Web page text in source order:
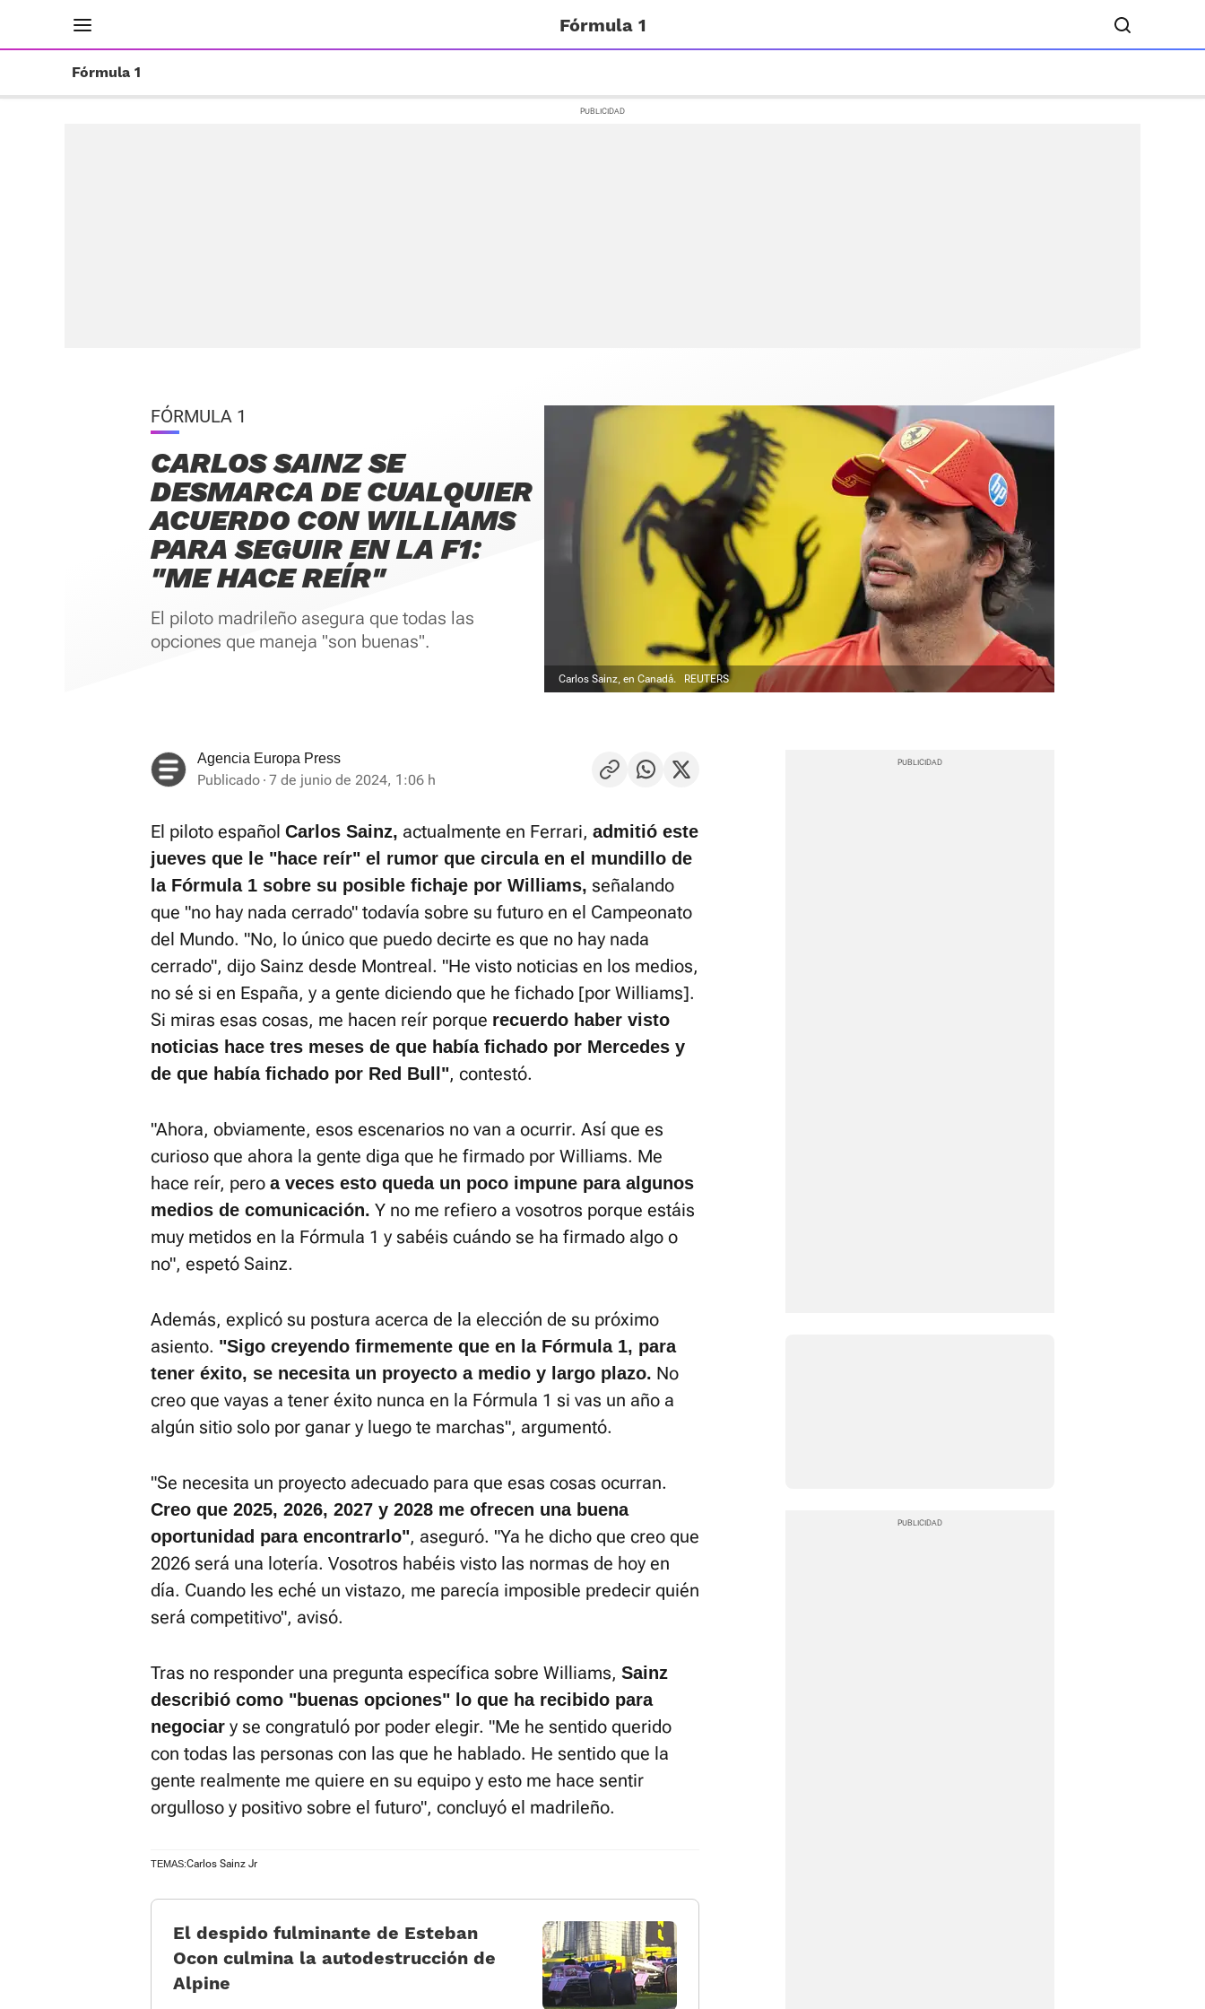
Fórmula 1
Fórmula 1
FÓRMULA 1
CARLOS SAINZ SE
DESMARCA DE CUALQUIER
ACUERDO CON WILLIAMS
PARA SEGUIR EN LA F1:
"ME HACE REÍR"
El piloto madrileño asegura que todas las
opciones que maneja "son buenas".
Carlos Sainz, en Canadá. REUTERS
Agencia Europa Press
Publicado 7 de junio de 2024, 1:06 h
El piloto español Carlos Sainz, actualmente en Ferrari, admitió este
jueves que le "hace reír" el rumor que circula en el mundillo de
la Fórmula 1 sobre su posible fichaje por Williams, señalando
que "no hay nada cerrado" todavía sobre su futuro en el Campeonato
del Mundo. "No, lo único que puedo decirte es que no hay nada
cerrado", dijo Sainz desde Montreal. "He visto noticias en los medios,
no sé si en España, y a gente diciendo que he fichado [por Williams].
Si miras esas cosas, me hacen reír porque recuerdo haber visto
noticias hace tres meses de que había fichado por Mercedes y
de que había fichado por Red Bull", contestó.
"Ahora, obviamente, esos escenarios no van a ocurrir. Así que es
curioso que ahora la gente diga que he firmado por Williams. Me
hace reír, pero a veces esto queda un poco impune para algunos
medios de comunicación. Y no me refiero a vosotros porque estáis
muy metidos en la Fórmula 1 y sabéis cuándo se ha firmado algo o
no", espetó Sainz.
Además, explicó su postura acerca de la elección de su próximo
asiento. "Sigo creyendo firmemente que en la Fórmula 1, para
tener éxito, se necesita un proyecto a medio y largo plazo. No
creo que vayas a tener éxito nunca en la Fórmula 1 si vas un año a
algún sitio solo por ganar y luego te marchas", argumentó.
"Se necesita un proyecto adecuado para que esas cosas ocurran.
Creo que 2025, 2026, 2027 y 2028 me ofrecen una buena
oportunidad para encontrarlo", aseguró. "Ya he dicho que creo que
2026 será una lotería. Vosotros habéis visto las normas de hoy en
día. Cuando les eché un vistazo, me parecía imposible predecir quién
será competitivo", avisó.
Tras no responder una pregunta específica sobre Williams, Sainz
describió como "buenas opciones" lo que ha recibido para
negociar y se congratuló por poder elegir. "Me he sentido querido
con todas las personas con las que he hablado. He sentido que la
gente realmente me quiere en su equipo y esto me hace sentir
orgulloso y positivo sobre el futuro", concluyó el madrileño.
TEMAS:Carlos Sainz Jr
El despido fulminante de Esteban
Ocon culmina la autodestrucción de
Alpine